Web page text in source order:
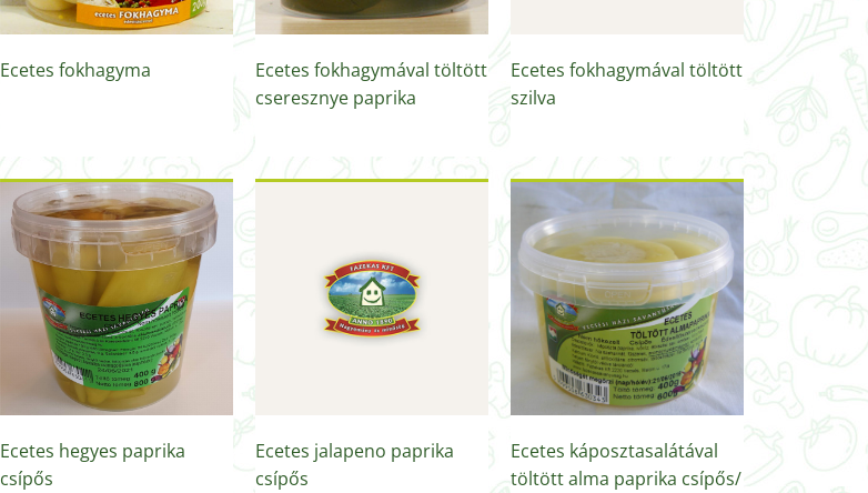
Ecetes fokhagyma
Ecetes fokhagymával töltött
cseresznye paprika
Ecetes fokhagymával töltött
szilva
Ecetes hegyes paprika
csípős
Ecetes jalapeno paprika
csípős
Ecetes káposztasalátával
töltött alma paprika csípős/